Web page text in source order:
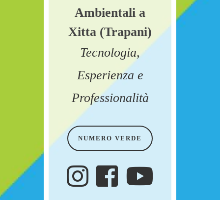
Ambientali a
Xitta (Trapani)
Tecnologia,
Esperienza e
Professionalità
NUMERO VERDE